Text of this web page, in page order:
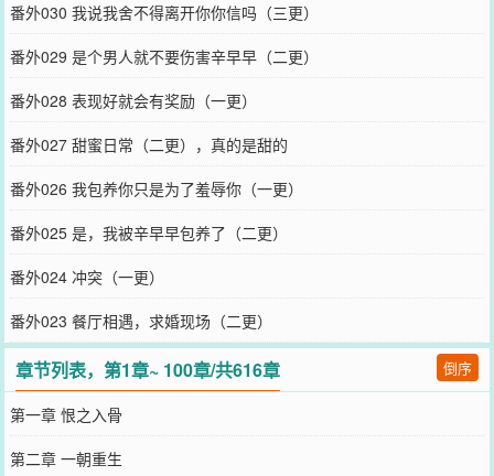
番外030 我说我舍不得离开你你信吗（三更）
番外029 是个男人就不要伤害辛早早（二更）
番外028 表现好就会有奖励（一更）
番外027 甜蜜日常（二更），真的是甜的
番外026 我包养你只是为了羞辱你（一更）
番外025 是，我被辛早早包养了（二更）
番外024 冲突（一更）
番外023 餐厅相遇，求婚现场（二更）
章节列表，第1章~ 100章/共616章 倒序
第一章 恨之入骨
第二章 一朝重生